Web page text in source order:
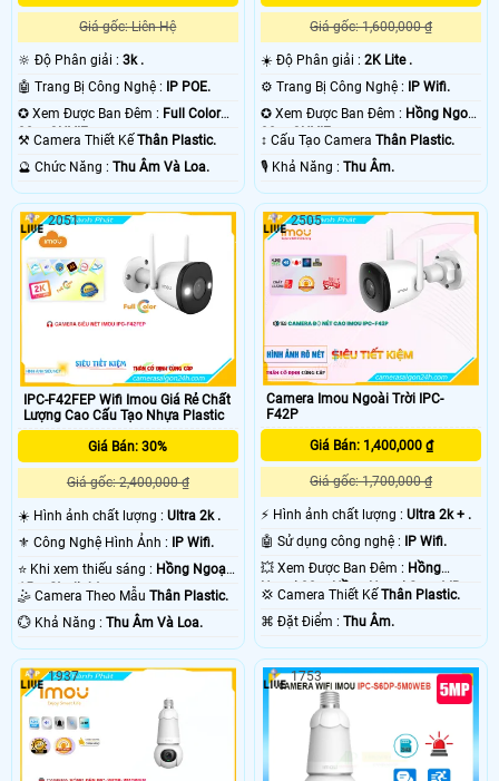
Giá gốc: Liên Hệ
🔆 Độ Phân giải : 3k .
🤖️ Trang Bị Công Nghệ : IP POE.
✪ Xem Được Ban Đêm : Full Color
30m ONVIF.
⚒ Camera Thiết KếThân Plastic.
️🔮 Chức Năng : Thu Âm Và Loa.
Giá gốc: 1,600,000 ₫
☀️ Độ Phân giải :2K Lite .
⚙ Trang Bị Công Nghệ : IP Wifi.
✪ Xem Được Ban Đêm : Hồng Ngoại
30m ONVIF.
↕️ Cấu Tạo CameraThân Plastic.
️🎙 Khả Năng :Thu Âm.
IPC-F42FEP Wifi Imou Giá Rẻ Chất
Lượng Cao Cấu Tạo Nhựa Plastic
Giá Bán: 30%
Giá gốc: 2,400,000 ₫
☀️ Hình ảnh chất lượng : Ultra 2k .
⚜️ Công Nghệ Hình Ảnh :
IP Wifi.
⭐ Khi xem thiếu sáng : Hồng Ngoại
15m Starlight.
🤹 Camera Theo Mẫu Thân Plastic.
️💮 Khả Năng : Thu Âm Và Loa.
2051
Camera Imou Ngoài Trời IPC-
F42P
Giá Bán: 1,400,000 ₫
Giá gốc: 1,700,000 ₫
️⚡ Hình ảnh chất lượng :Ultra 2k + .
🤖️ Sử dụng công nghệ :
IP Wifi.
💥 Xem Được Ban Đêm : Hồng
Ngoại 30m Hồng Ngoại Smart IR.
💢 Camera Thiết KếThân Plastic.
️⌘ Đặt Điểm :Thu Âm.
2505
1937 1753